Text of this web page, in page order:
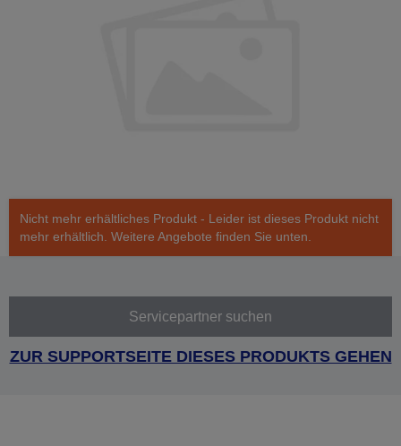
Nicht mehr erhältliches Produkt - Leider ist dieses Produkt nicht
mehr erhältlich. Weitere Angebote finden Sie unten.
Servicepartner suchen
ZUR SUPPORTSEITE DIESES PRODUKTS GEHEN